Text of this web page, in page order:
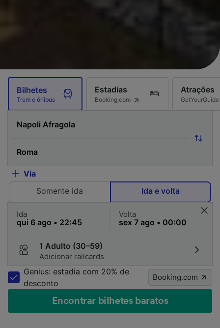
Bilhetes
Trem e ônibus
Estadias
Booking.com
Atrações
GetYourGuide
Via
Somente ida
Ida e volta
Ida Volta
1 Adulto (30–59)
Adicionar railcards
Genius: estadia com 20% de
desconto
Booking.com
Encontrar bilhetes baratos